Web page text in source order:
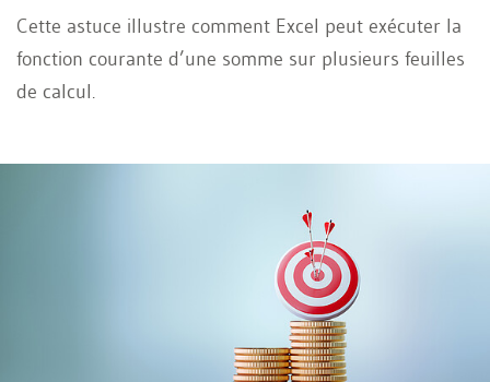
Cette astuce illustre comment Excel peut exécuter la
fonction courante d’une somme sur plusieurs feuilles
de calcul.